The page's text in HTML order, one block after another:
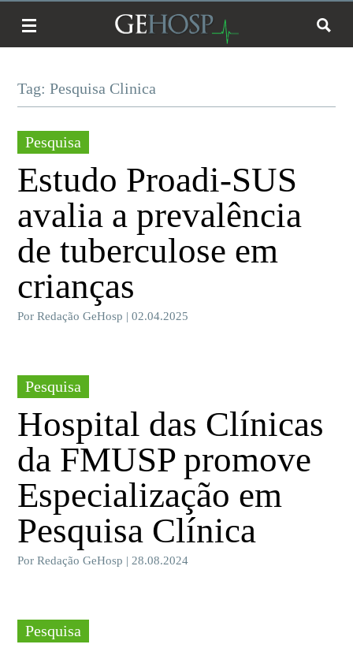
Tag: Pesquisa Clinica
Pesquisa
Estudo Proadi-SUS
avalia a prevalência
de tuberculose em
crianças
Por Redação GeHosp | 02.04.2025
Pesquisa
Hospital das Clínicas
da FMUSP promove
Especialização em
Pesquisa Clínica
Por Redação GeHosp | 28.08.2024
Pesquisa